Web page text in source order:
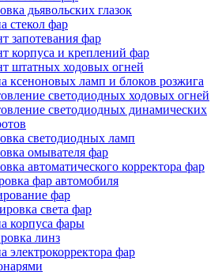
дьявольских глазок
стекол фар
запотевания фар
корпуса и креплений фар
штатных ходовых огней
ксеноновых ламп и блоков розжига
светодиодных ходовых огней
светодиодных динамических
светодиодных ламп
омывателя фар
автоматического корректора фар
фар автомобиля
фар
света фар
корпуса фары
линз
электрокорректора фар